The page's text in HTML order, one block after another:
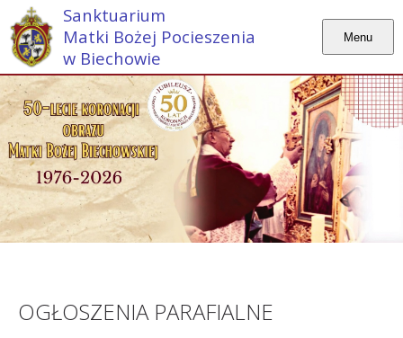
Sanktuarium
Matki Bożej Pocieszenia
w Biechowie
Menu
OGŁOSZENIA PARAFIALNE